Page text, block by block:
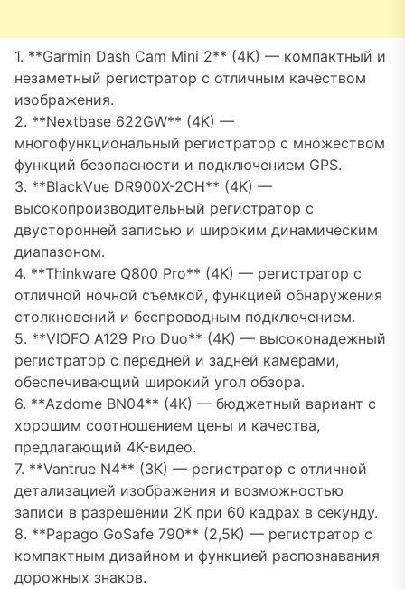
1. **Garmin Dash Cam Mini 2** (4K) — компактный и
незаметный регистратор с отличным качеством
изображения.
2. **Nextbase 622GW** (4K) —
многофункциональный регистратор с множеством
функций безопасности и подключением GPS.
3. **BlackVue DR900X-2CH** (4K) —
высокопроизводительный регистратор с
двусторонней записью и широким динамическим
диапазоном.
4. **Thinkware Q800 Pro** (4K) — регистратор с
отличной ночной съемкой, функцией обнаружения
столкновений и беспроводным подключением.
5. **VIOFO A129 Pro Duo** (4K) — высоконадежный
регистратор с передней и задней камерами,
обеспечивающий широкий угол обзора.
6. **Azdome BN04** (4K) — бюджетный вариант с
хорошим соотношением цены и качества,
предлагающий 4K-видео.
7. **Vantrue N4** (3K) — регистратор с отличной
детализацией изображения и возможностью
записи в разрешении 2К при 60 кадрах в секунду.
8. **Papago GoSafe 790** (2,5K) — регистратор с
компактным дизайном и функцией распознавания
дорожных знаков.